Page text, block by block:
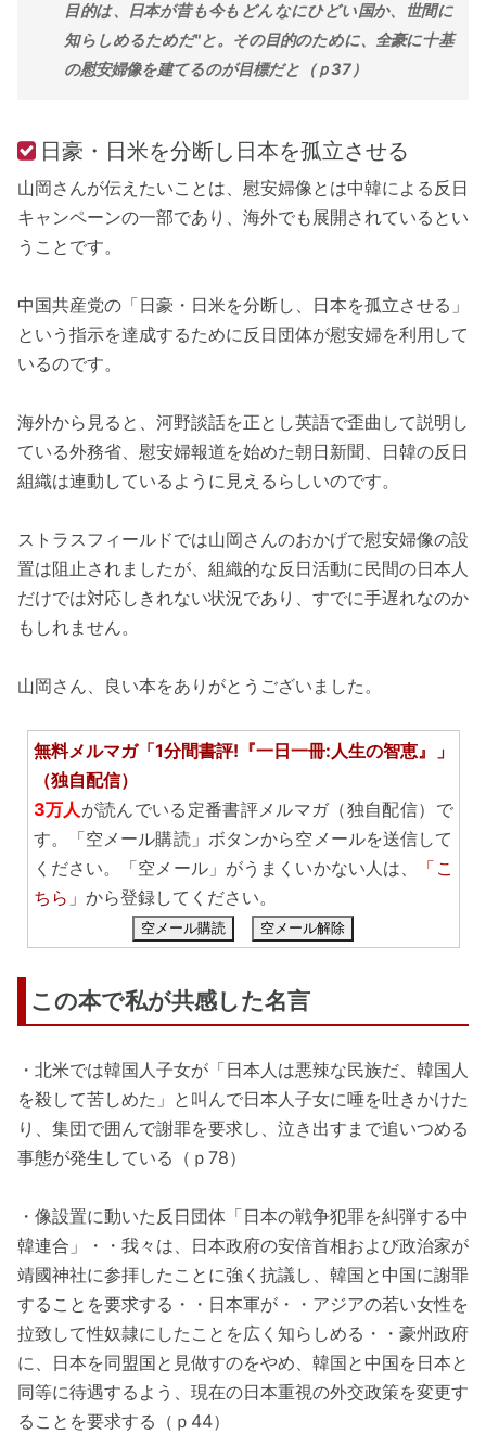
目的は、日本が昔も今もどんなにひどい国か、世間に
知らしめるためだ"と。その目的のために、全豪に十基
の慰安婦像を建てるのが目標だと（ｐ37）
日豪・日米を分断し日本を孤立させる
山岡さんが伝えたいことは、慰安婦像とは中韓による反日
キャンペーンの一部であり、海外でも展開されているとい
うことです。
中国共産党の「日豪・日米を分断し、日本を孤立させる」
という指示を達成するために反日団体が慰安婦を利用して
いるのです。
海外から見ると、河野談話を正とし英語で歪曲して説明し
ている外務省、慰安婦報道を始めた朝日新聞、日韓の反日
組織は連動しているように見えるらしいのです。
ストラスフィールドでは山岡さんのおかげで慰安婦像の設
置は阻止されましたが、組織的な反日活動に民間の日本人
だけでは対応しきれない状況であり、すでに手遅れなのか
もしれません。
山岡さん、良い本をありがとうございました。
無料メルマガ「1分間書評!『一日一冊:人生の智恵』」
（独自配信）
3万人 が読んでいる定番書評メルマガ（独自配信）で
す。「空メール購読」ボタンから空メールを送信して
ください。「空メール」がうまくいかない人は、
「こ
ちら」 から登録してください。
空メール購読 空メール解除
この本で私が共感した名言
・北米では韓国人子女が「日本人は悪辣な民族だ、韓国人
を殺して苦しめた」と叫んで日本人子女に唾を吐きかけた
り、集団で囲んで謝罪を要求し、泣き出すまで追いつめる
事態が発生している（ｐ78）
・像設置に動いた反日団体「日本の戦争犯罪を糾弾する中
韓連合」・・我々は、日本政府の安倍首相および政治家が
靖國神社に参拝したことに強く抗議し、韓国と中国に謝罪
することを要求する・・日本軍が・・アジアの若い女性を
拉致して性奴隷にしたことを広く知らしめる・・豪州政府
に、日本を同盟国と見做すのをやめ、韓国と中国を日本と
同等に待遇するよう、現在の日本重視の外交政策を変更す
ることを要求する（ｐ44）